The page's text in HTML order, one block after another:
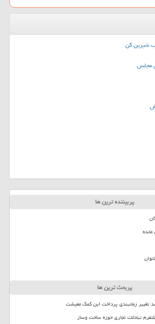
شیرین کن
مجلس
پربیننده ترین ها
پربحث ترین ها
تغییر زمانبندی پرداخت این کمک معیشت